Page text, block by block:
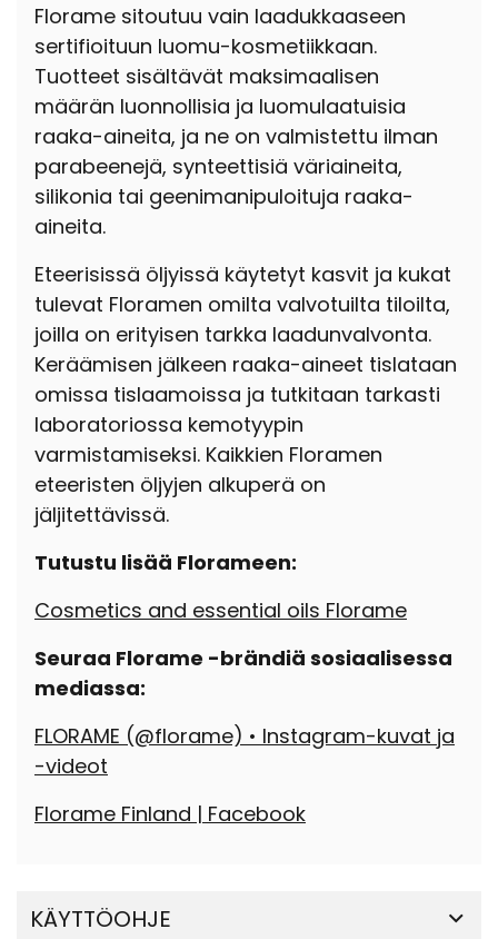
Florame sitoutuu vain laadukkaaseen
sertifioituun luomu-kosmetiikkaan.
Tuotteet sisältävät maksimaalisen
määrän luonnollisia ja luomulaatuisia
raaka-aineita, ja ne on valmistettu ilman
parabeenejä, synteettisiä väriaineita,
silikonia tai geenimanipuloituja raaka-
aineita.
Eteerisissä öljyissä käytetyt kasvit ja kukat
tulevat Floramen omilta valvotuilta tiloilta,
joilla on erityisen tarkka laadunvalvonta.
Keräämisen jälkeen raaka-aineet tislataan
omissa tislaamoissa ja tutkitaan tarkasti
laboratoriossa kemotyypin
varmistamiseksi. Kaikkien Floramen
eteeristen öljyjen alkuperä on
jäljitettävissä.
Tutustu lisää Florameen:
Cosmetics and essential oils Florame
Seuraa Florame -brändiä sosiaalisessa
mediassa:
FLORAME (@florame) • Instagram-kuvat ja
-videot
Florame Finland | Facebook
KÄYTTÖOHJE